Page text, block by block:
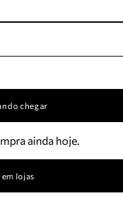
chegar
ainda hoje.
lojas